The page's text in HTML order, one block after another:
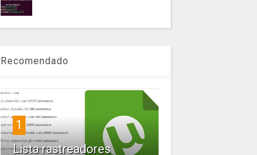
Recomendado
1
Lista rastreadores